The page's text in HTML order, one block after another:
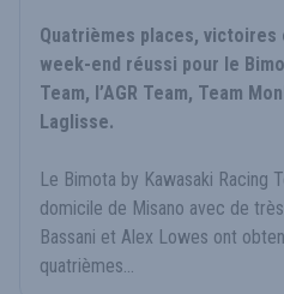
Quatrièmes places, victoires
week-end réussi pour le
Team, l’AGR Team, Team
Laglisse.
Le Bimota by Kawasaki Racing
domicile de Misano avec de
Bassani et Alex Lowes ont
quatrièmes...